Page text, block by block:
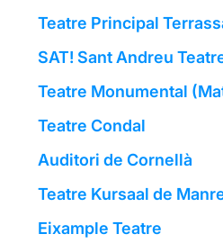
Teatre Principal
SAT! Sant Andreu
Teatre Monumental
Teatre Condal
Auditori de Cornellà
Teatre Kursaal de
Eixample Teatre